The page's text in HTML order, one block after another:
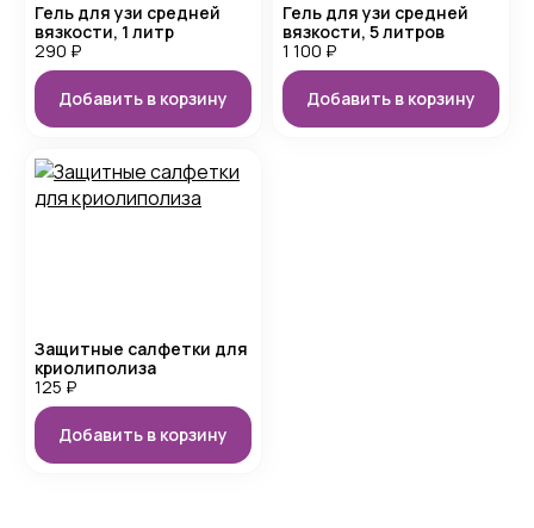
Гель для узи средней
вязкости, 1 литр
290 ₽
Добавить в корзину
Гель для узи средней
вязкости, 5 литров
1 100 ₽
Добавить в корзину
Защитные салфетки для
криолиполиза
125 ₽
Добавить в корзину